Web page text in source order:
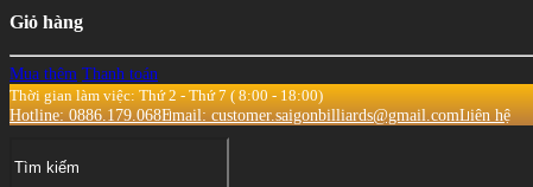
Giỏ hàng
Mua thêm Thanh toán
Thời gian làm việc: Thứ 2 - Thứ 7 ( 8:00 - 18:00)
Hotline: 0886.179.068Email: customer.saigonbilliards@gmail.comLiên hệ